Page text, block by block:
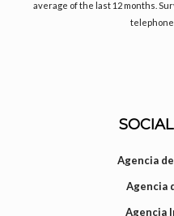
average of the last 12 months.
telephone
Agencia
Agencia
Agencia